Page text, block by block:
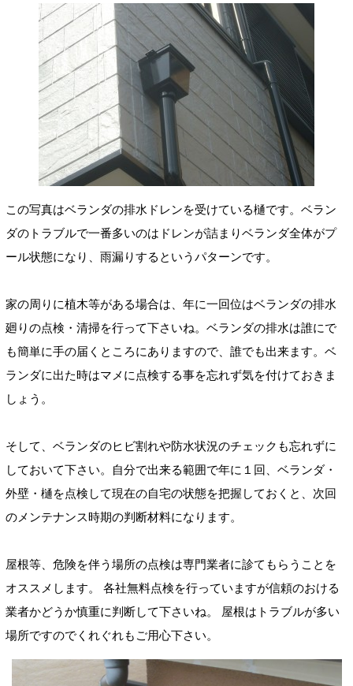
この写真はベランダの排水ドレンを受けている樋です。ベラン
ダのトラブルで一番多いのはドレンが詰まりベランダ全体がプ
ール状態になり、雨漏りするというパターンです。
家の周りに植木等がある場合は、年に一回位はベランダの排水
廻りの点検・清掃を行って下さいね。ベランダの排水は誰にで
も簡単に手の届くところにありますので、誰でも出来ます。ベ
ランダに出た時はマメに点検する事を忘れず気を付けておきま
しょう。
そして、ベランダのヒビ割れや防水状況のチェックも忘れずに
しておいて下さい。自分で出来る範囲で年に１回、ベランダ・
外壁・樋を点検して現在の自宅の状態を把握しておくと、次回
のメンテナンス時期の判断材料になります。
屋根等、危険を伴う場所の点検は専門業者に診てもらうことを
オススメします。 各社無料点検を行っていますが信頼のおける
業者かどうか慎重に判断して下さいね。 屋根はトラブルが多い
場所ですのでくれぐれもご用心下さい。